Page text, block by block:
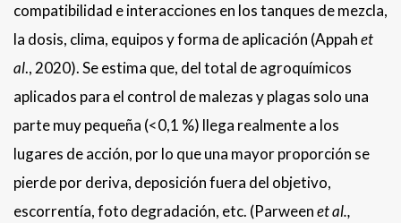
compatibilidad e interacciones en los tanques de mezcla,
la dosis, clima, equipos y forma de aplicación (Appahet
al., 2020). Se estima que, del total de agroquímicos
aplicados para el control de malezas y plagas solo una
parte muy pequeña (<0,1 %) llega realmente a los
lugares de acción, por lo que una mayor proporción se
pierde por deriva, deposición fuera del objetivo,
escorrentía, foto degradación, etc. (Parweenet al.,